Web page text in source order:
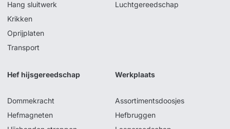
Hang sluitwerk
Krikken
Oprijplaten
Transport
Luchtgereedschap
Hef hijsgereedschap
Dommekracht
Hefmagneten
Werkplaats
Assortimentsdoosjes
Hefbruggen